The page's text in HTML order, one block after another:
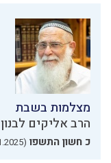
מצלמות בשבת
הרב אליקים לבנון
כ חשון התשפו (11.11.2025)